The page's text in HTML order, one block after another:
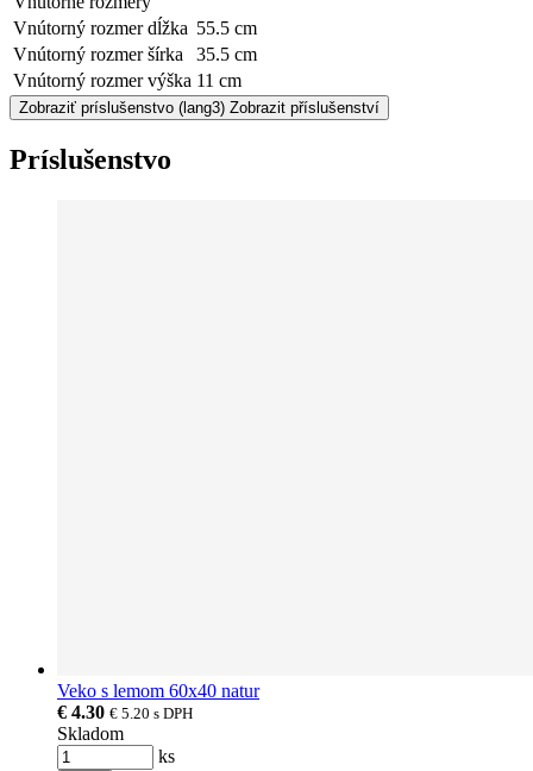
Vnútorný rozmer dĺžka 55.5 cm
Vnútorný rozmer šírka
35.5 cm
Vnútorný rozmer výška 11 cm
Zobraziť príslušenstvo (lang3) Zobrazit příslušenství
Príslušenstvo
Veko s lemom 60x40 natur
€ 4.30 € 5.20 s DPH
Skladom
ks